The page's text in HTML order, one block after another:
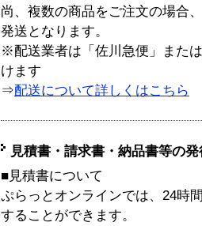
尚、複数の商品をご注文の場合
発送となります。
※配送業者は「佐川急便」また
けます
⇒配送について詳しくはこちら
見積書・請求書・納品書等の
■見積書について
ぷらっとオンラインでは、24時
することができます。